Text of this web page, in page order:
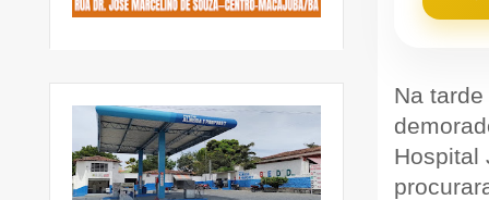
Na
Hospital